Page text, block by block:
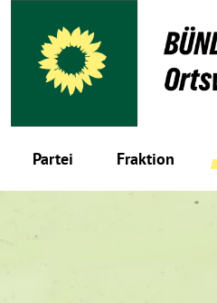
Partei Fraktion